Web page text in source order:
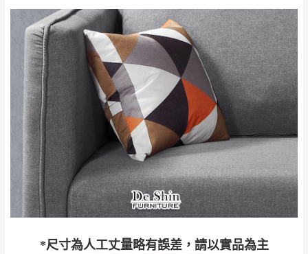
*尺寸為人工丈量略有誤差，請以實品為主
基隆
$ 9,000以下：
NT$500元
＊A108產品另收運費
基隆山區
苗栗
$ 9,000以上：免
運費
$ 9,000以下：
NT$500元
＊A108產品另收運費
卓蘭鎮、三灣、通
霄山區、西湖、泰
安鄉、大湖鄉、頭
屋、獅潭鄉
配送天數：5~14天
到貨時間：指定送貨日當天以電話聯絡確認
快速到貨商品，無法指定特定時間送達，司
機當天到貨前皆會再與您通知，讓你不用整
天在家等貨，以節省您的寶貴時間。
由於百貨公司配送較為不易，故暫無法配送
至百貨公司內部。
發票寄送：
若您選擇三聯式或索取兩聯式發票，發票將於商品
完成出貨15個工作天另行寄出，另外約加上2~7個
工作天內送達，如遇國定假日將順延寄送。
退換貨說明：
公司客服人員，我們將為您更換新品，運費